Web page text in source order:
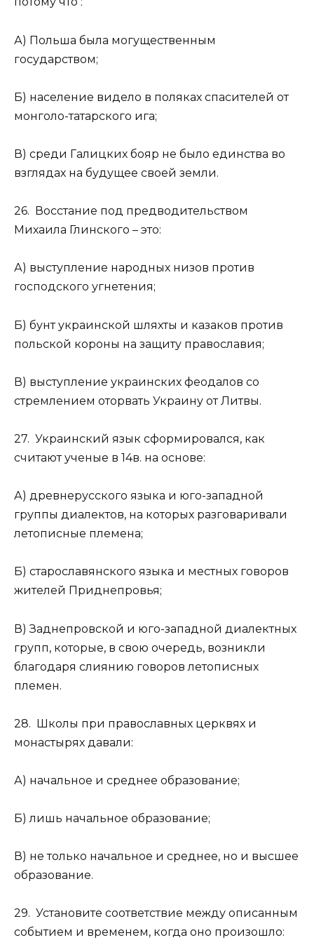
А) Польша была могущественным
государством;
Б) население видело в поляках спасителей от
монголо-татарского ига;
В) среди Галицких бояр не было единства во
взглядах на будущее своей земли.
26. Восстание под предводительством
Михаила Глинского – это:
А) выступление народных низов против
господского угнетения;
Б) бунт украинской шляхты и казаков против
польской короны на защиту православия;
В) выступление украинских феодалов со
стремлением оторвать Украину от Литвы.
27. Украинский язык сформировался, как
считают ученые в 14в. на основе:
А) древнерусского языка и юго-западной
группы диалектов, на которых разговаривали
летописные племена;
Б) старославянского языка и местных говоров
жителей Приднепровья;
В) Заднепровской и юго-западной диалектных
групп, которые, в свою очередь, возникли
благодаря слиянию говоров летописных
племен.
28. Школы при православных церквях и
монастырях давали:
А) начальное и среднее образование;
Б) лишь начальное образование;
В) не только начальное и среднее, но и высшее
образование.
29. Установите соответствие между описанным
событием и временем, когда оно произошло: